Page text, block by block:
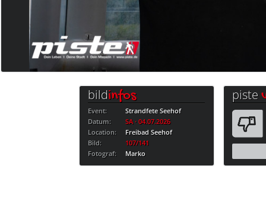
bildinfos
Event:
Strandfete Seehof
Datum:
SA · 04.07.2026
Location:
Freibad Seehof
Bild:
107/141
Fotograf:
Marko
piste